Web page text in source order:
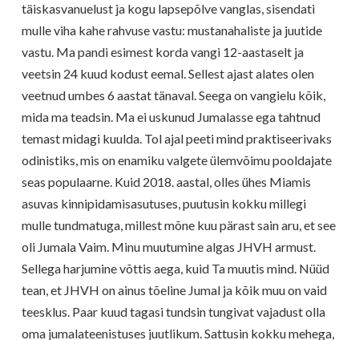
täiskasvanuelust ja kogu lapsepõlve vanglas, sisendati
mulle viha kahe rahvuse vastu: mustanahaliste ja juutide
vastu. Ma pandi esimest korda vangi 12-aastaselt ja
veetsin 24 kuud kodust eemal. Sellest ajast alates olen
veetnud umbes 6 aastat tänaval. Seega on vangielu kõik,
mida ma teadsin. Ma ei uskunud Jumalasse ega tahtnud
temast midagi kuulda. Tol ajal peeti mind praktiseerivaks
odinistiks, mis on enamiku valgete ülemvõimu pooldajate
seas populaarne. Kuid 2018. aastal, olles ühes Miamis
asuvas kinnipidamisasutuses, puutusin kokku millegi
mulle tundmatuga, millest mõne kuu pärast sain aru, et see
oli Jumala Vaim. Minu muutumine algas JHVH armust.
Sellega harjumine võttis aega, kuid Ta muutis mind. Nüüd
tean, et JHVH on ainus tõeline Jumal ja kõik muu on vaid
teesklus. Paar kuud tagasi tundsin tungivat vajadust olla
oma jumalateenistuses juutlikum. Sattusin kokku mehega,